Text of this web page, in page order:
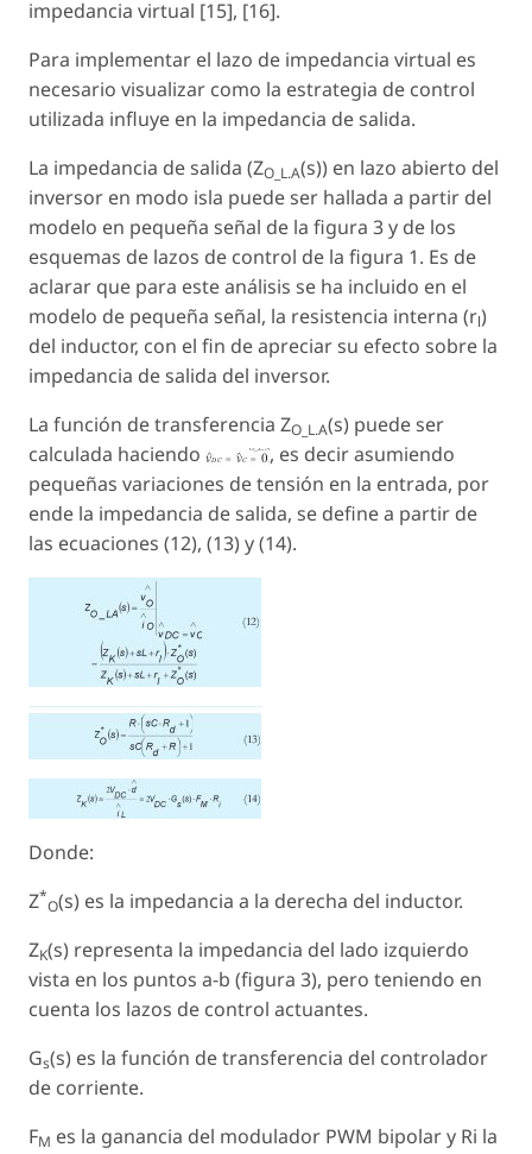
impedancia virtual [15], [16].
Para implementar el lazo de impedancia virtual es
necesario visualizar como la estrategia de control
utilizada influye en la impedancia de salida.
La impedancia de salida (ZO_L.A(s)) en lazo abierto del
inversor en modo isla puede ser hallada a partir del
modelo en pequeña señal de la figura 3 y de los
esquemas de lazos de control de la figura 1. Es de
aclarar que para este análisis se ha incluido en el
modelo de pequeña señal, la resistencia interna (rl)
del inductor, con el fin de apreciar su efecto sobre la
impedancia de salida del inversor.
La función de transferencia ZO_L.A(s) puede ser
calculada haciendo
, es decir asumiendo
pequeñas variaciones de tensión en la entrada, por
ende la impedancia de salida, se define a partir de
las ecuaciones (12), (13) y (14).
Donde:
Z*
O(s) es la impedancia a la derecha del inductor.
ZK(s) representa la impedancia del lado izquierdo
vista en los puntos a-b (figura 3), pero teniendo en
cuenta los lazos de control actuantes.
Gs(s) es la función de transferencia del controlador
de corriente.
FM es la ganancia del modulador PWM bipolar y Ri la